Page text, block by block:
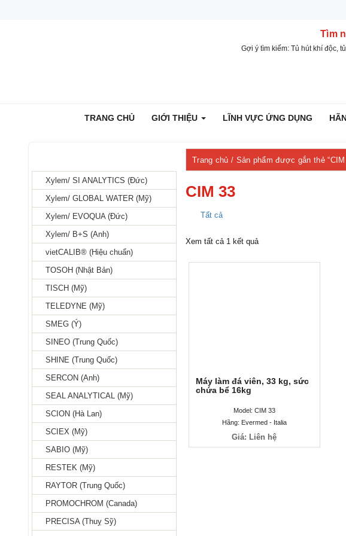
Tìm
Gợi ý tìm kiếm: Tủ hút khí độc,
TRANG CHỦ GIỚI THIỆU LĨNH VỰC ỨNG DỤNG
Xylem/ SI ANALYTICS (Đức)
Xylem/ GLOBAL WATER (Mỹ)
Xylem/ EVOQUA (Đức)
Xylem/ B+S (Anh)
vietCALIB® (Hiệu chuẩn)
TOSOH (Nhật Bản)
TISCH (Mỹ)
TELEDYNE (Mỹ)
SMEG (Ý)
SINEO (Trung Quốc)
SHINE (Trung Quốc)
SERCON (Anh)
SEAL ANALYTICAL (Mỹ)
SCION (Hà Lan)
SCIEX (Mỹ)
SABIO (Mỹ)
RESTEK (Mỹ)
RAYTOR (Trung Quốc)
PROMOCHROM (Canada)
PRECISA (Thuỵ Sỹ)
Trang chủ/ Sản phẩm được gắn thẻ
CIM 33
Tất cả
Xem tất cả 1 kết quả
Máy làm đá viên, 33 kg,
sức chứa bể 16kg
Model: CIM 33
Hãng: Evermed - Italia
Giá: Liên hệ